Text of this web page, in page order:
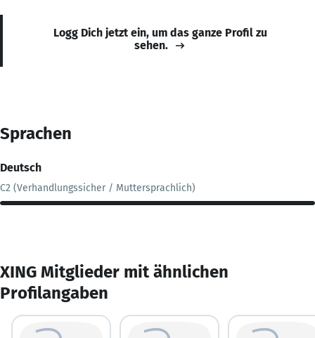
Logg Dich jetzt ein, um das ganze Profil zu
sehen.
Sprachen
Deutsch
C2 (Verhandlungssicher / Muttersprachlich)
XING Mitglieder mit ähnlichen
Profilangaben